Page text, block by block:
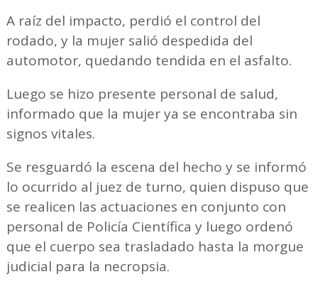
A raíz del impacto, perdió el control del
rodado, y la mujer salió despedida del
automotor, quedando tendida en el asfalto.
Luego se hizo presente personal de salud,
informado que la mujer ya se encontraba sin
signos vitales.
Se resguardó la escena del hecho y se informó
lo ocurrido al juez de turno, quien dispuso que
se realicen las actuaciones en conjunto con
personal de Policía Científica y luego ordenó
que el cuerpo sea trasladado hasta la morgue
judicial para la necropsia.